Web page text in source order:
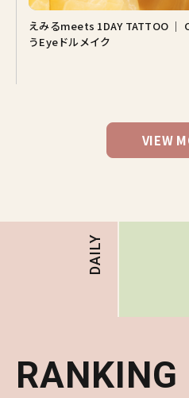
えみるmeets 1DAY TATTOO ｜
うEyeドルメイク
VIEW
DAILY
RANKING
RANKING
RANKING